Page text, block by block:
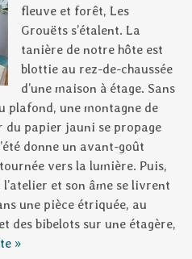
fleuve et forêt, Les
Grouëts s’étalent. La
tanière de notre hôte est
blottie au rez-de-chaussée
d’une maison à étage. Sans
plafond, une montagne de
du papier jauni se propage
donne un avant-goût
vers la lumière. Puis,
l’atelier et son âme se livrent
une pièce étriquée, au
des bibelots sur une étagère,
»